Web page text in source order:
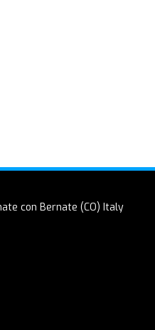
con Bernate (CO) Italy